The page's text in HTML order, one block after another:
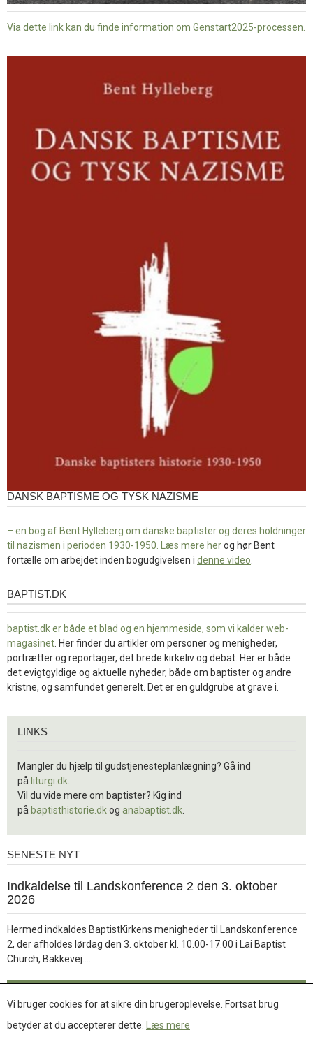
Via dette link kan du finde information om Genstart2025-processen.
DANSK BAPTISME OG TYSK NAZISME
– en bog af Bent Hylleberg om danske baptister og deres holdninger
til nazismen i perioden 1930-1950. Læs mere herog hør Bent
fortælle om arbejdet inden bogudgivelsen i denne video
baptist.dk
BAPTIST.DK
baptist.dk er både et blad og en hjemmeside, som vi kalder web-
magasinet . Her finder du artikler om personer og menigheder,
portrætter og reportager, det brede kirkeliv og debat. Her er både
det evigtgyldige og aktuelle nyheder, både om baptister og andre
kristne, og samfundet generelt. Det er en guldgrube at grave i.
LINKS
Mangler du hjælp til gudstjenesteplanlægning? Gå ind
på liturgi.dk
Vil du vide mere om baptister? Kig ind
på baptisthistorie.dkog anabaptist.dk
Seneste
SENESTE NYT
jul.
Indkaldelse til Landskonference 2 den 3. oktober
2026
Hermed indkaldes BaptistKirkens menigheder til Landskonference
2, der afholdes lørdag den 3. oktober kl. 10.00-17.00 i Lai Baptist
Church, Bakkevej……
Læs mere
Vi bruger cookies for at sikre din brugeroplevelse. Fortsat brug
betyder at du accepterer dette.
Læs mere